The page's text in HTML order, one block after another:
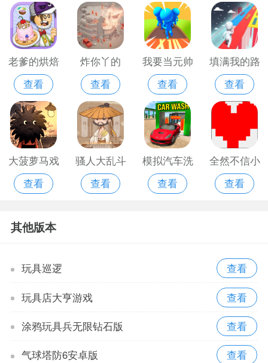
老爹的烘焙
店
查看
炸你丫的
查看
我要当元帅
内购破解版
查看
填满我的路
查看
大菠萝马戏
团游戏
查看
骚人大乱斗
查看
模拟汽车洗
车店手机游
查看
全然不信小
羊手机游戏
查看
其他版本
玩具巡逻
玩具店大亨游戏
涂鸦玩具兵无限钻石版
气球塔防6安卓版